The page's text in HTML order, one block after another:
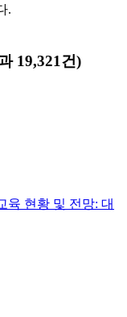
.
19,321건)
육 현황 및 전망: 대